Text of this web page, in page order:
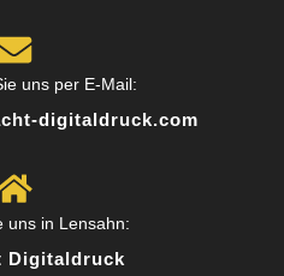
welches Material
passt. Das
übertroffen!
uns per E-Mail:
digitaldruck.com
uns in Lensahn:
Digitaldruck